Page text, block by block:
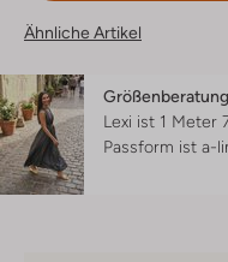
Ähnliche Artikel
Größenberatung
Lexi ist 1 Meter
Passform ist a-